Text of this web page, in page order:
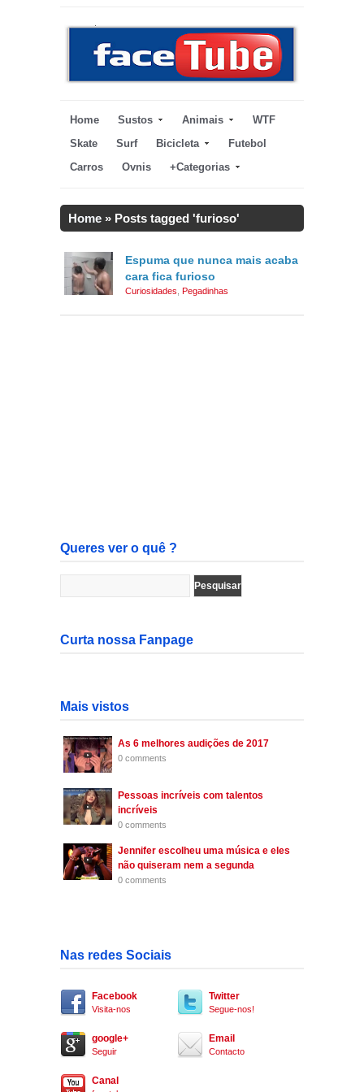
Home Sustos Animais
WTF
Skate
Surf Bicicleta
Futebol
Carros
Ovnis +Categorias
Home » Posts tagged 'furioso'
Espuma que nunca mais acaba
cara fica furioso
Curiosidades Pegadinhas
Queres ver o quê ?
Curta nossa Fanpage
Mais vistos
As 6 melhores audições de 2017
0 comments
Pessoas incríveis com talentos
incríveis
0 comments
Jennifer escolheu uma música e eles
não quiseram nem a segunda
0 comments
Nas redes Sociais
Facebook
Visita-nos
Twitter
Segue-nos!
google+
Seguir
Email
Contacto
Canal